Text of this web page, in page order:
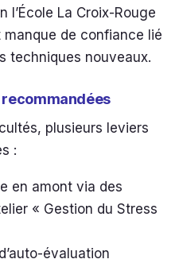
l’École La Croix-Rouge
de confiance lié
techniques nouveaux.
plusieurs leviers
:
en amont via des
« Gestion du Stress
évaluation